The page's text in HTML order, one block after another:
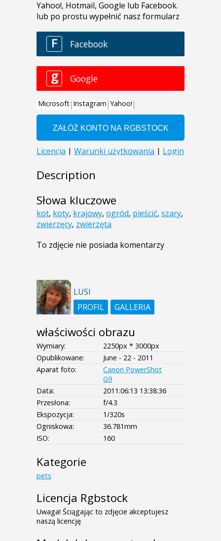
Description
Słowa kluczowe
kot, koty, krajowy, ogród, pieścić, szary,
zwierzęcy, zwierzęta
To zdjęcie nie posiada komentarzy
LUSI
PROFIL
GALLERIA
właściwości obrazu
Wymiary:
2250px * 3000px
Opublikowane:
June - 22 - 2011
Aparat foto:
Canon PowerShot
G9
Data:
2011:06:13 13:38:36
Przesłona:
f/4.3
Ekspozycja:
1/320s
Ogniskowa:
36.781mm
ISO:
160
Kategorie
pets
Licencja Rgbstock
Uwaga! Ściągając to zdjęcie akceptujesz
naszą licencję